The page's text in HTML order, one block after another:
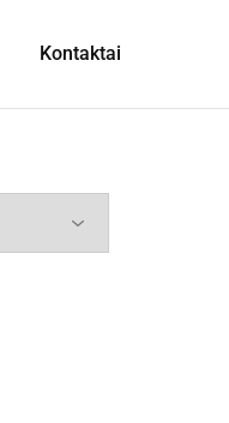
Kontaktai